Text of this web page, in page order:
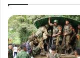
ဖမ်းဆီး
သွား